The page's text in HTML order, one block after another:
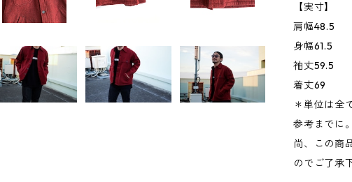
【実寸】
肩幅48.5
身幅61.5
袖丈59.5
着丈69
＊単位は全
参考までに
尚、この商
のでご了承